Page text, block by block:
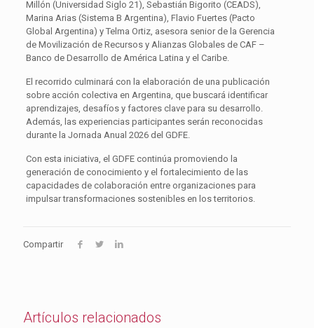
Millón (Universidad Siglo 21), Sebastián Bigorito (CEADS),
Marina Arias (Sistema B Argentina), Flavio Fuertes (Pacto
Global Argentina) y Telma Ortiz, asesora senior de la Gerencia
de Movilización de Recursos y Alianzas Globales de CAF –
Banco de Desarrollo de América Latina y el Caribe.
El recorrido culminará con la elaboración de una publicación
sobre acción colectiva en Argentina, que buscará identificar
aprendizajes, desafíos y factores clave para su desarrollo.
Además, las experiencias participantes serán reconocidas
durante la Jornada Anual 2026 del GDFE.
Con esta iniciativa, el GDFE continúa promoviendo la
generación de conocimiento y el fortalecimiento de las
capacidades de colaboración entre organizaciones para
impulsar transformaciones sostenibles en los territorios.
Compartir
Artículos relacionados